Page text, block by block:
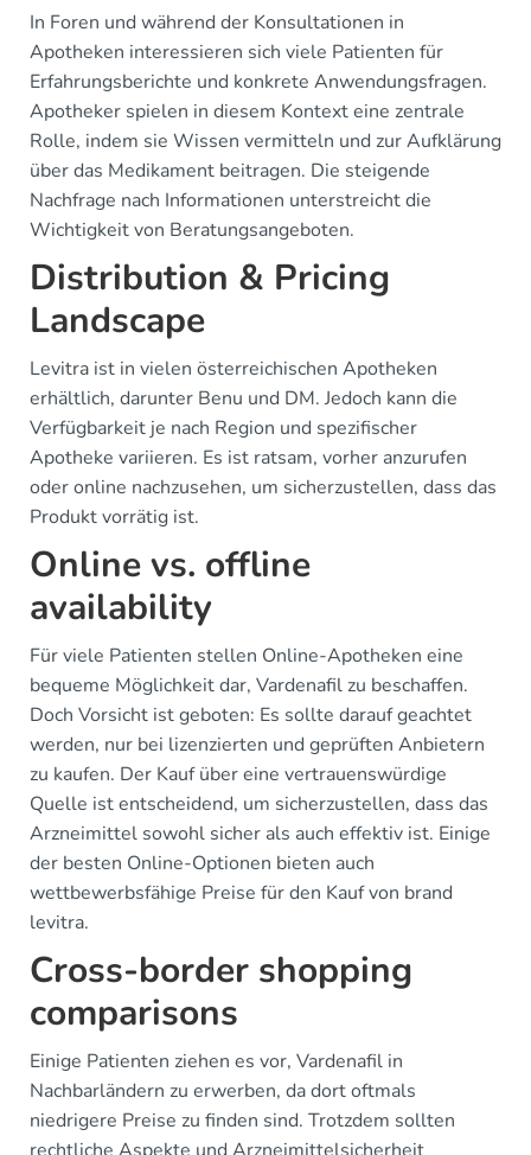
In Foren und während der Konsultationen in
Apotheken interessieren sich viele Patienten für
Erfahrungsberichte und konkrete Anwendungsfragen.
Apotheker spielen in diesem Kontext eine zentrale
Rolle, indem sie Wissen vermitteln und zur Aufklärung
über das Medikament beitragen. Die steigende
Nachfrage nach Informationen unterstreicht die
Wichtigkeit von Beratungsangeboten.
Distribution & Pricing
Landscape
Levitra ist in vielen österreichischen Apotheken
erhältlich, darunter Benu und DM. Jedoch kann die
Verfügbarkeit je nach Region und spezifischer
Apotheke variieren. Es ist ratsam, vorher anzurufen
oder online nachzusehen, um sicherzustellen, dass das
Produkt vorrätig ist.
Online vs. offline
availability
Für viele Patienten stellen Online-Apotheken eine
bequeme Möglichkeit dar, Vardenafil zu beschaffen.
Doch Vorsicht ist geboten: Es sollte darauf geachtet
werden, nur bei lizenzierten und geprüften Anbietern
zu kaufen. Der Kauf über eine vertrauenswürdige
Quelle ist entscheidend, um sicherzustellen, dass das
Arzneimittel sowohl sicher als auch effektiv ist. Einige
der besten Online-Optionen bieten auch
wettbewerbsfähige Preise für den Kauf von brand
levitra.
Cross-border shopping
comparisons
Einige Patienten ziehen es vor, Vardenafil in
Nachbarländern zu erwerben, da dort oftmals
niedrigere Preise zu finden sind. Trotzdem sollten